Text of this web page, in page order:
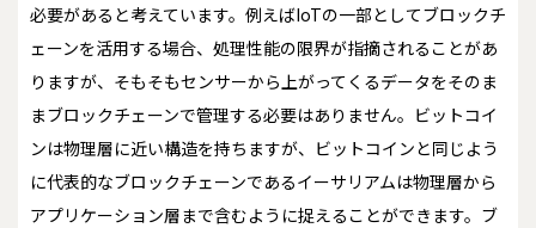
必要があると考えています。例えばIoTの一部としてブロックチ
ェーンを活用する場合、処理性能の限界が指摘されることがあ
りますが、そもそもセンサーから上がってくるデータをそのま
まブロックチェーンで管理する必要はありません。ビットコイ
ンは物理層に近い構造を持ちますが、ビットコインと同じよう
に代表的なブロックチェーンであるイーサリアムは物理層から
アプリケーション層まで含むように捉えることができます。ブ